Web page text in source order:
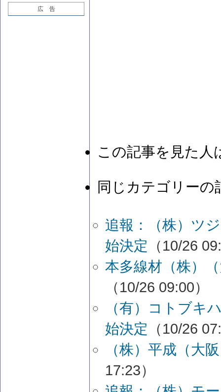
広 告
この記事を見た人
同じカテゴリーの
追報：（株）ツ
始決定 （10/26
本多線材（株）
（10/26 09:00）
（有）コトブキ
始決定 （10/26
（株）平成（大
17:23）